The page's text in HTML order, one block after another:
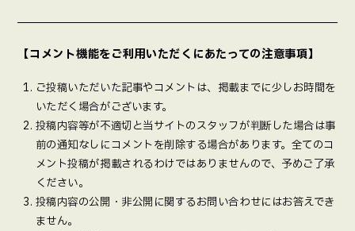
【コメント機能をご利用いただくにあたっての注意事項】
ご投稿いただいた記事やコメントは、掲載までに少しお時間を
いただく場合がございます。
投稿内容等が不適切と当サイトのスタッフが判断した場合は事
前の通知なしにコメントを削除する場合があります。全てのコ
メント投稿が掲載されるわけではありませんので、予めご了承
ください。
投稿内容の公開・非公開に関するお問い合わせにはお答えでき
ません。